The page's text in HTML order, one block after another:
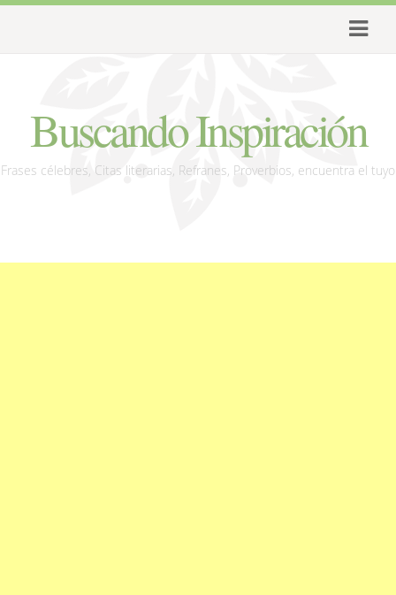
Buscando Inspiración
Frases célebres, Citas literarias, Refranes, Proverbios, encuentra el tuyo